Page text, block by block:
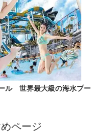
ル 世界最大級の海水プー
ページ